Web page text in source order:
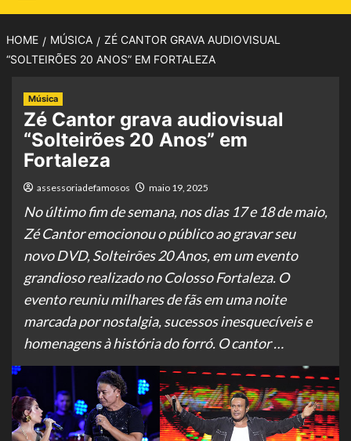
HOME MÚSICA
ZÉ CANTOR GRAVA AUDIOVISUAL
“SOLTEIRÕES 20 ANOS” EM FORTALEZA
Música
Zé Cantor grava audiovisual
“Solteirões 20 Anos” em
Fortaleza
assessoriadefamosos maio 19, 2025
No último fim de semana, nos dias 17 e 18 de maio,
Zé Cantor emocionou o público ao gravar seu
novo DVD, Solteirões 20 Anos, em um evento
grandioso realizado no Colosso Fortaleza. O
evento reuniu milhares de fãs em uma noite
marcada por nostalgia, sucessos inesquecíveis e
homenagens à história do forró. O cantor …